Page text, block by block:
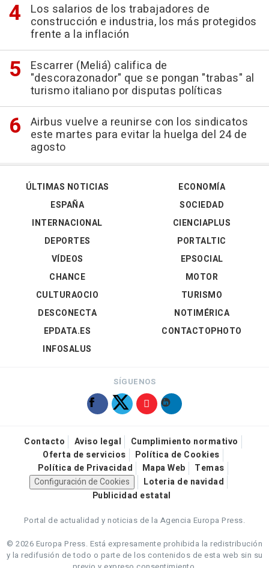
Los salarios de los trabajadores de
construcción e industria, los más protegidos
frente a la inflación
Escarrer (Meliá) califica de
"descorazonador" que se pongan "trabas" al
turismo italiano por disputas políticas
Airbus vuelve a reunirse con los sindicatos
este martes para evitar la huelga del 24 de
agosto
ÚLTIMAS NOTICIAS
ESPAÑA
INTERNACIONAL
DEPORTES
VÍDEOS
ECONOMÍA
SOCIEDAD
CIENCIAPLUS
PORTALTIC
EPSOCIAL
CHANCE
CULTURAOCIO
DESCONECTA
EPDATA.ES
INFOSALUS
MOTOR
TURISMO
NOTIMÉRICA
CONTACTOPHOTO
SÍGUENOS
Contacto Aviso legal
Cumplimiento normativo
Oferta de servicios
Política de Cookies
Política de Privacidad
Mapa Web
Temas
Configuración de Cookies
Loteria de navidad
Publicidad estatal
Portal de actualidad y noticias de la Agencia Europa Press.
© 2026 Europa Press. Está expresamente prohibida la redistribución
y la redifusión de todo o parte de los contenidos de esta web sin su